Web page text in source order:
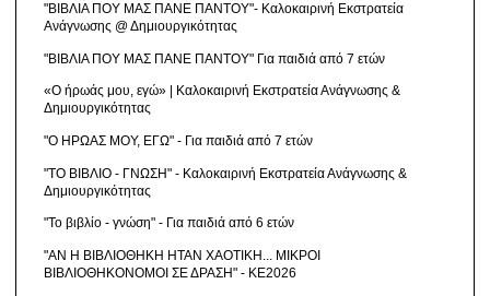
"ΒΙΒΛΙΑ ΠΟΥ ΜΑΣ ΠΑΝΕ ΠΑΝΤΟΥ"- Καλοκαιρινή Εκστρατεία
Ανάγνωσης @ Δημιουργικότητας
"ΒΙΒΛΙΑ ΠΟΥ ΜΑΣ ΠΑΝΕ ΠΑΝΤΟΥ" Για παιδιά από 7 ετών
«Ο ήρωάς μου, εγώ» | Καλοκαιρινή Εκστρατεία Ανάγνωσης &
Δημιουργικότητας
"Ο ΗΡΩΑΣ ΜΟΥ, ΕΓΩ" - Για παιδιά από 7 ετών
"ΤΟ ΒΙΒΛΙΟ - ΓΝΩΣΗ" - Καλοκαιρινή Εκστρατεία Ανάγνωσης &
Δημιουργικότητας
"Το βιβλίο - γνώση" - Για παιδιά από 6 ετών
"ΑΝ Η ΒΙΒΛΙΟΘΗΚΗ ΗΤΑΝ ΧΑΟΤΙΚΗ... ΜΙΚΡΟΙ
ΒΙΒΛΙΟΘΗΚΟΝΟΜΟΙ ΣΕ ΔΡΑΣΗ" - ΚΕ2026